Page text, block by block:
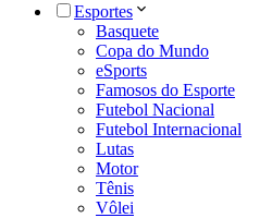
Esportes
Basquete
Copa do Mundo
eSports
Famosos do Esporte
Futebol Nacional
Futebol Internacional
Lutas
Motor
Tênis
Vôlei